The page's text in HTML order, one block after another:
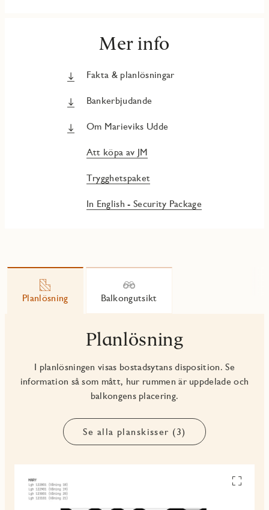
Mer info
Fakta & planlösningar
Bankerbjudande
Om Marieviks Udde
Att köpa av JM
Trygghetspaket
In English - Security Package
Planlösning Balkongutsikt
Planlösning
I planlösningen visas bostadsytans disposition. Se
information så som mått, hur rummen är uppdelade och
balkongens placering.
Se alla planskisser (3)
Se